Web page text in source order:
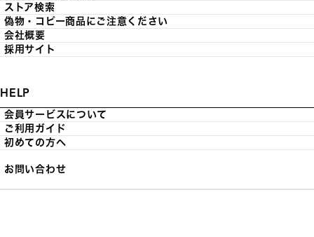
ストア検索
偽物・コピー商品にご注意ください
会社概要
採用サイト
HELP
会員サービスについて
ご利用ガイド
初めての方へ
お問い合わせ